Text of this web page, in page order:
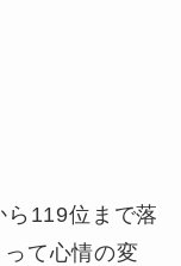
119位まで落
て心情の変